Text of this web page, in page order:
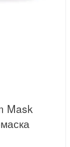
Mask